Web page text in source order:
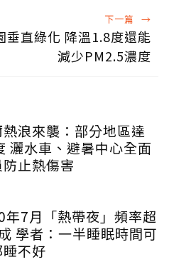
下一篇 →
垂直綠化 降溫1.8度還能
減少PM2.5濃度
熱浪來襲：部分地區達
灑水車、避暑中心全面
止熱傷害
年7月「熱帶夜」頻率超
學者：一半睡眠時間可
不好